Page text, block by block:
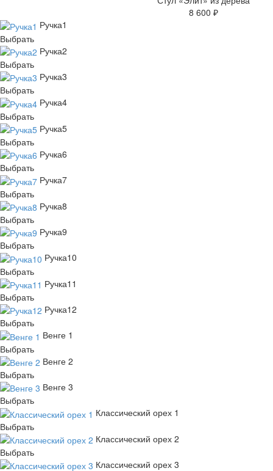
8 600 ₽
Ручка1
Выбрать
Ручка2
Выбрать
Ручка3
Выбрать
Ручка4
Выбрать
Ручка5
Выбрать
Ручка6
Выбрать
Ручка7
Выбрать
Ручка8
Выбрать
Ручка9
Выбрать
Ручка10
Выбрать
Ручка11
Выбрать
Ручка12
Выбрать
Венге 1
Выбрать
Венге 2
Выбрать
Венге 3
Выбрать
Классический орех 1
Выбрать
Классический орех 2
Выбрать
Классический орех 3